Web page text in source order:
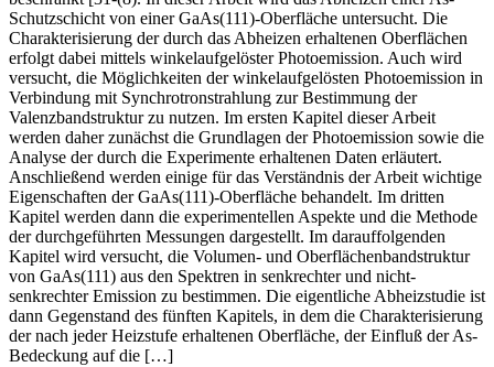
beschränkt [31-(8). In dieser Arbeit wird das Abheizen einer As-
Schutzschicht von einer GaAs(111)-Oberfläche untersucht. Die
Charakterisierung der durch das Abheizen erhaltenen Oberflächen
erfolgt dabei mittels winkelaufgelöster Photoemission. Auch wird
versucht, die Möglichkeiten der winkelaufgelösten Photoemission in
Verbindung mit Synchrotronstrahlung zur Bestimmung der
Valenzbandstruktur zu nutzen. Im ersten Kapitel dieser Arbeit
werden daher zunächst die Grundlagen der Photoemission sowie die
Analyse der durch die Experimente erhaltenen Daten erläutert.
Anschließend werden einige für das Verständnis der Arbeit wichtige
Eigenschaften der GaAs(111)-Oberfläche behandelt. Im dritten
Kapitel werden dann die experimentellen Aspekte und die Methode
der durchgeführten Messungen dargestellt. Im darauffolgenden
Kapitel wird versucht, die Volumen- und Oberflächenbandstruktur
von GaAs(111) aus den Spektren in senkrechter und nicht-
senkrechter Emission zu bestimmen. Die eigentliche Abheizstudie ist
dann Gegenstand des fünften Kapitels, in dem die Charakterisierung
der nach jeder Heizstufe erhaltenen Oberfläche, der Einfluß der As-